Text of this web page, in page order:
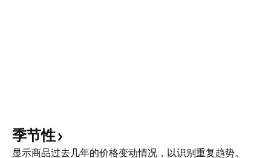
季节性
显示商品过去几年的价格变动情况，以识别重复趋势。